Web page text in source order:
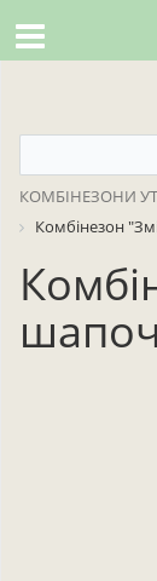
КОМБІНЕЗОНИ
Комбінезон